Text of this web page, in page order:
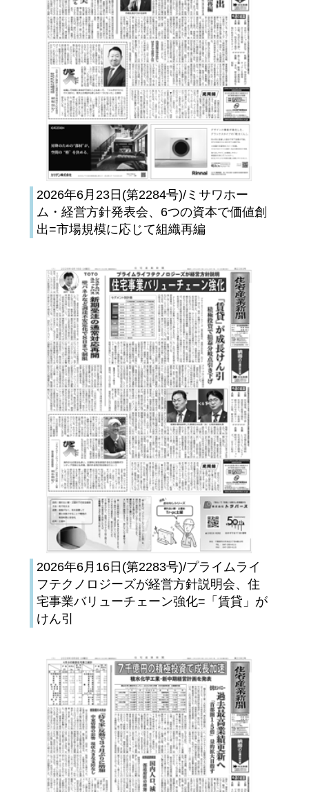
2026年6月23日(第2284号)/ミサワホー
ム・経営方針発表会、6つの資本で価値創
出=市場規模に応じて組織再編
2026年6月16日(第2283号)/プライムライ
フテクノロジーズが経営方針説明会、住
宅事業バリューチェーン強化=「賃貸」が
けん引